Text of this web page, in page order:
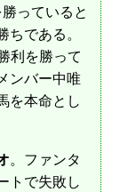
っていると
である。
利を勝って
ンバー中唯
を本命とし
。ファンタ
トで失敗し